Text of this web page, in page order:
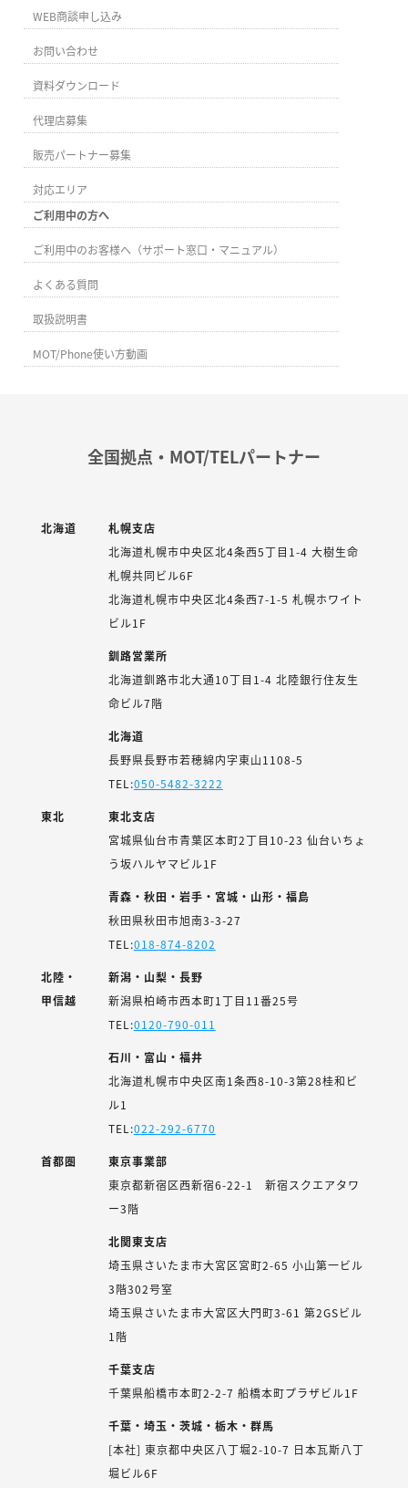
WEB商談申し込み
お問い合わせ
資料ダウンロード
代理店募集
販売パートナー募集
対応エリア
ご利用中の方へ
ご利用中のお客様へ（サポート窓口・マニュアル）
よくある質問
取扱説明書
MOT/Phone使い方動画
全国拠点・MOT/TELパートナー
北海道
札幌支店
北海道札幌市中央区北4条西5丁目1-4 大樹生命
札幌共同ビル6F
北海道札幌市中央区北4条西7-1-5 札幌ホワイト
ビル1F
釧路営業所
北海道釧路市北大通10丁目1-4 北陸銀行住友生
命ビル7階
北海道
長野県長野市若穂綿内字東山1108-5
TEL:050-5482-3222
東北
東北支店
宮城県仙台市青葉区本町2丁目10-23 仙台いちょ
う坂ハルヤマビル1F
青森・秋田・岩手・宮城・山形・福島
秋田県秋田市旭南3-3-27
TEL:018-874-8202
北陸・
甲信越
新潟・山梨・長野
新潟県柏崎市西本町1丁目11番25号
TEL:0120-790-011
石川・富山・福井
北海道札幌市中央区南1条西8-10-3第28桂和ビ
ル1
TEL:022-292-6770
首都圏
東京事業部
東京都新宿区西新宿6-22-1 新宿スクエアタワ
ー3階
北関東支店
埼玉県さいたま市大宮区宮町2-65 小山第一ビル
3階302号室
埼玉県さいたま市大宮区大門町3-61 第2GSビル
1階
千葉支店
千葉県船橋市本町2-2-7 船橋本町プラザビル1F
千葉・埼玉・茨城・栃木・群馬
[本社] 東京都中央区八丁堀2-10-7 日本瓦斯八丁
堀ビル6F